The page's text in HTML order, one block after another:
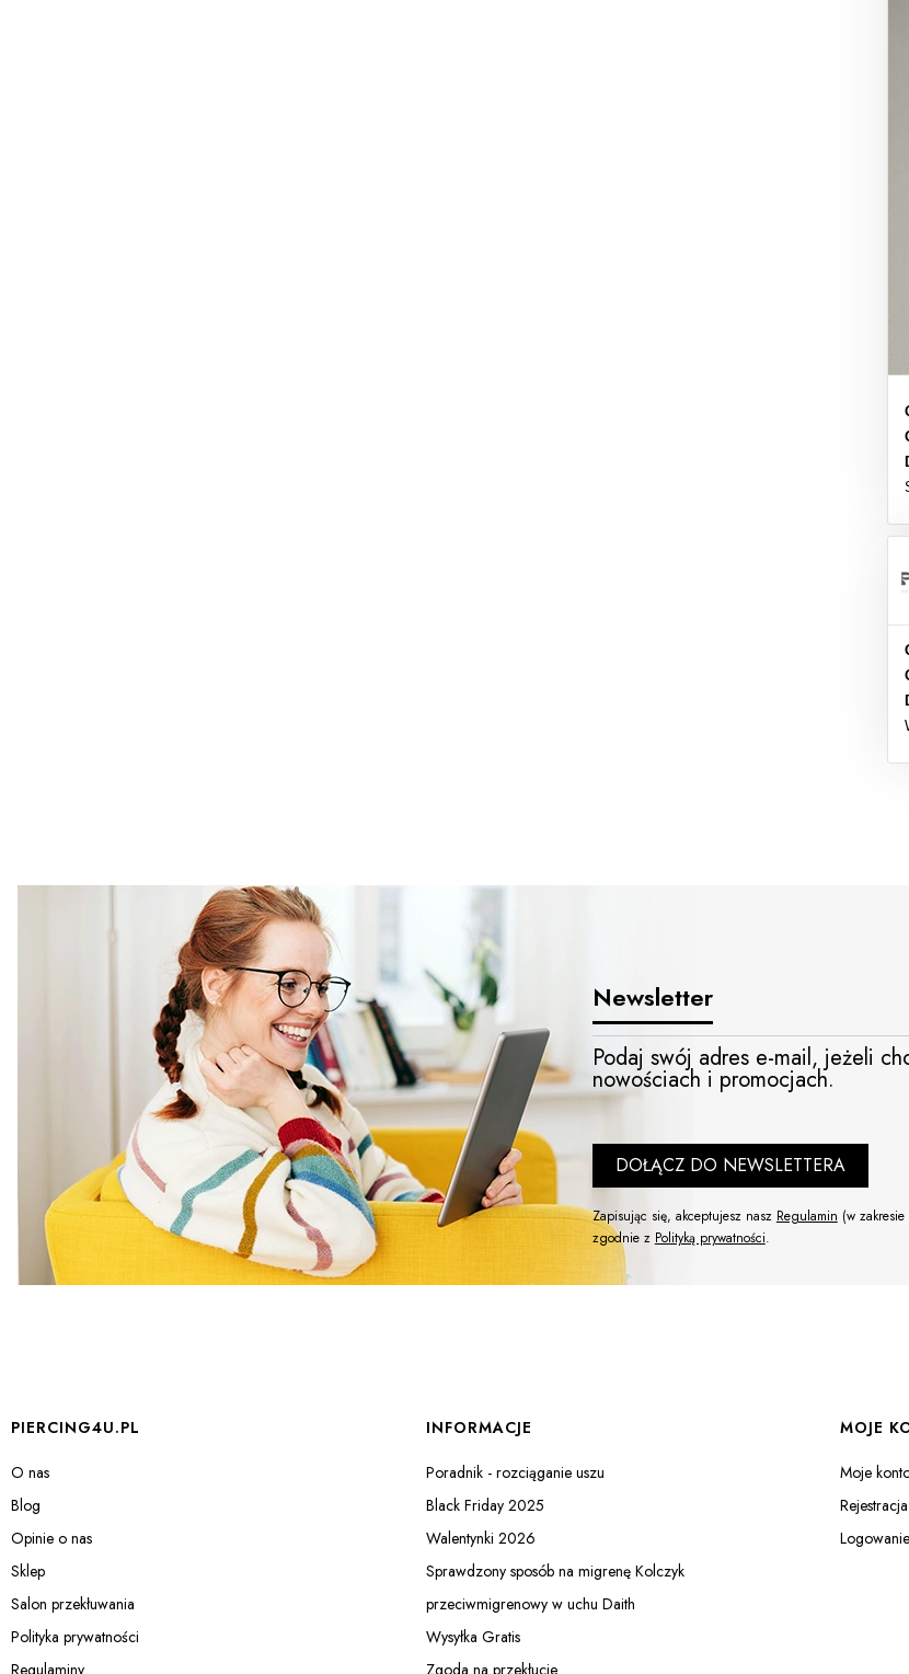
Newsletter
Podaj swój adres e-mail, jeżeli
nowościach i promocjach.
DOŁĄCZ DO NEWSLETTERA
Zapisując się, akceptujesz nasz Regulamin (w
zgodnie z Polityką prywatności.
Linki w stopce
PIERCING4U.PL
O nas
Blog
Opinie o nas
Sklep
Salon przekłuwania
Polityka prywatności
INFORMACJE
Poradnik - rozciąganie uszu
Black Friday 2025
Walentynki 2026
Sprawdzony sposób na migrenę Kolczyk
przeciwmigrenowy w uchu Daith
Wysyłka Gratis
MOJE
Moje
Rejestracja
Logowanie